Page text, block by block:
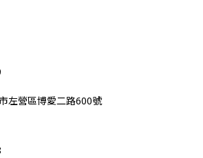
左營區博愛二路600號